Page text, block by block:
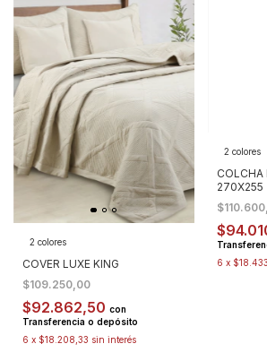
2 colores
COVER LUXE KING
$109.250,00
$92.862,50 con
Transferencia o depósito
6 x $18.208,33 sin interés
2 colores
COLCHA
270X255
6 x